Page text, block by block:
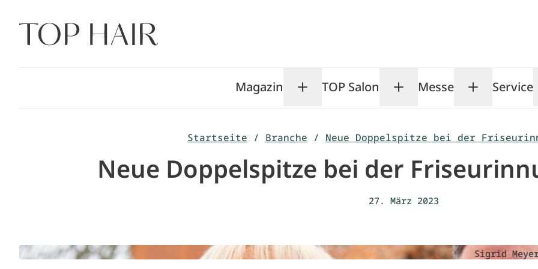
Inhalt
springen
Magazin Toggle Magazin submenu
TOP Salon Toggle TOP Salon
Messe ToggleService
Startseite / Branche / Neue Doppelspitze bei der
Neue Doppelspitze bei der
27. März 2023
Sigrid